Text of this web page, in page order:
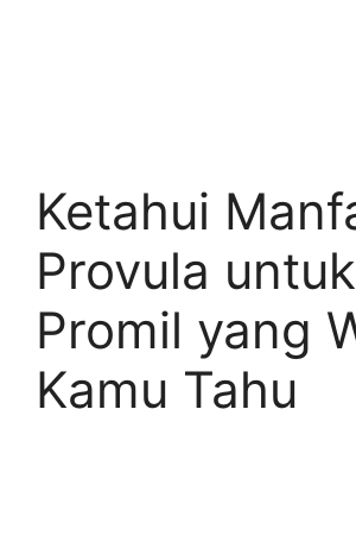
Ketahui
Provula untuk
Promil yang
Kamu Tahu